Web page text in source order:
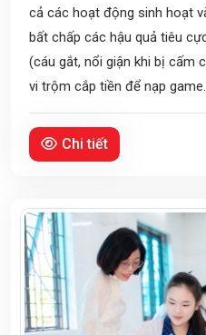
cả các hoạt động sinh hoạt
bất chấp các hậu quả tiêu
(cáu gắt, nổi giận khi bị cấm
vi trộm cắp tiền để nạp game.
Chi tiết